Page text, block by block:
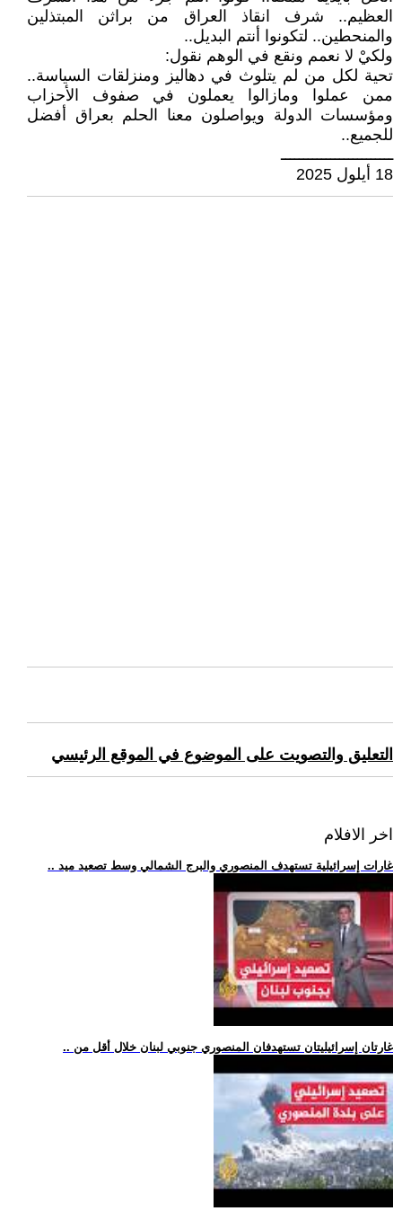
العظيم.. شرف انقاذ العراق من براثن المبتذلين
والمنحطين.. لتكونوا أنتم البديل..
ولكيْ لا نعمم ونقع في الوهم نقول:
تحية لكل من لم يتلوث في دهاليز ومنزلقات السياسة..
ممن عملوا ومازالوا يعملون في صفوف الأحزاب
ومؤسسات الدولة ويواصلون معنا الحلم بعراق أفضل
للجميع..
ـــــــــــــــــــــــــ
18 أيلول 2025
التعليق والتصويت على الموضوع في الموقع الرئيسي
اخر الافلام
.. غارات إسرائيلية تستهدف المنصوري والبرج الشمالي وسط تصعيد ميد
.. غارتان إسرائيليتان تستهدفان المنصوري جنوبي لبنان خلال أقل من